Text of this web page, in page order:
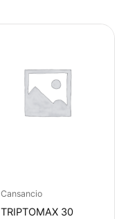
Cansancio
TRIPTOMAX 30